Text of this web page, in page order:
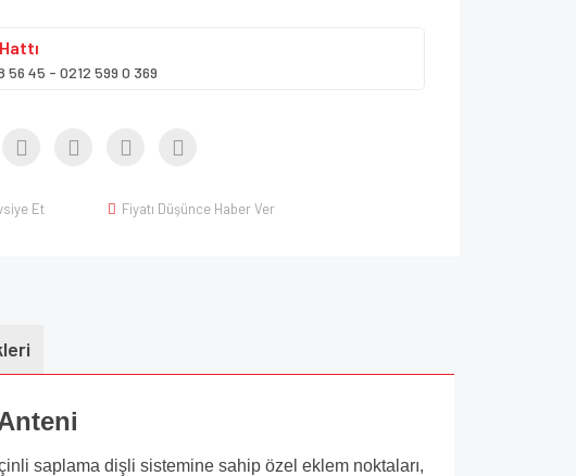
Hattı
56 45 - 0212 599 0 369
Et Fiyatı Düşünce Haber Ver
saplama dişli sistemine sahip özel eklem noktaları,